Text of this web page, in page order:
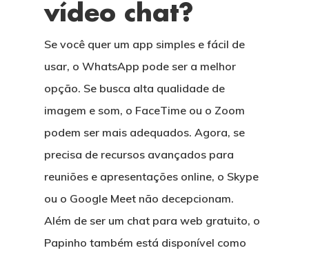
vídeo chat?
Se você quer um app simples e fácil de
usar, o WhatsApp pode ser a melhor
opção. Se busca alta qualidade de
imagem e som, o FaceTime ou o Zoom
podem ser mais adequados. Agora, se
precisa de recursos avançados para
reuniões e apresentações online, o Skype
ou o Google Meet não decepcionam.
Além de ser um chat para web gratuito, o
Papinho também está disponível como